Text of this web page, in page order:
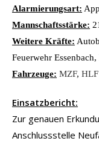
Alarmierungsart:
Mannschaftsstärke:
Weitere Kräfte:
Feuerwehr
Fahrzeuge: MZF,
Einsatzbericht:
Zur genauen
Anschlussstelle